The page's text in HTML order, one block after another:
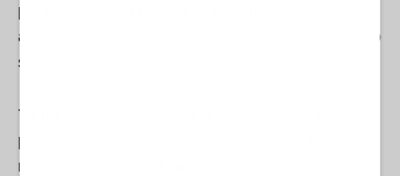
por una realidad que ya no podemos callar: el
acoso sistemático e intolerable al que están siendo
sometidos los nadadores desde la orilla.
Ya no estamos hablando simplemente de los
problemas históricos de limpieza o de la falta de
mantenimiento en el saneamiento, que ya eran